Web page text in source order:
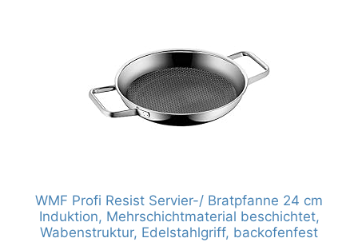
WMF Profi Resist Servier-/ Bratpfanne 24 cm
Induktion, Mehrschichtmaterial beschichtet,
Wabenstruktur, Edelstahlgriff, backofenfest